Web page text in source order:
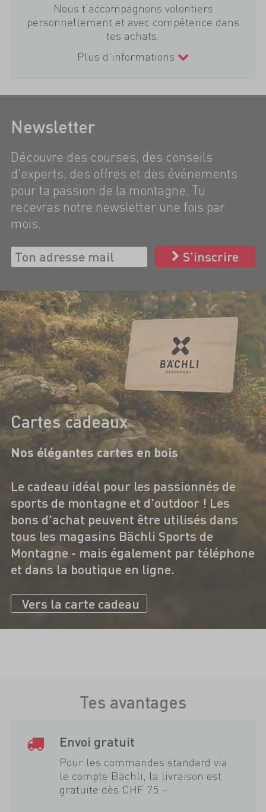
Nous t'accompagnons volontiers
personnellement et avec compétence dans
tes achats.
Plus d'informations
Newsletter
Découvre des courses, des conseils
d'experts, des offres et des événements
pour ta passion de la montagne. Tu
recevras notre newsletter une fois par
mois.
S’inscrire
Cartes cadeaux
Nos élégantes cartes en bois
Le cadeau idéal pour les passionnés de
sports de montagne et d'outdoor ! Les
bons d'achat peuvent être utilisés dans
tous les magasins Bächli Sports de
Montagne - mais également par téléphone
et dans la boutique en ligne.
Vers la carte cadeau
Tes avantages
Envoi gratuit
Pour les commandes standard via
le compte Bächli, la livraison est
gratuite dès CHF 75.–.